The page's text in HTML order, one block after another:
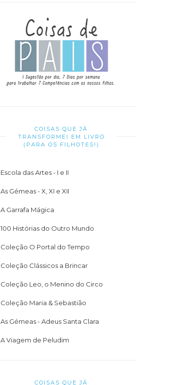
COISAS QUE JÁ
TRANSFORMEI EM LIVRO
(PARA OS FILHOTES!)
Escola das Artes - I e II
As Gémeas - X, XI e XII
A Garrafa Mágica
100 Histórias do Outro Mundo
Coleção O Portal do Tempo
Coleção Clássicos a Brincar
Coleção Leo, o Menino do Circo
Coleção Maria & Sebastião
As Gémeas - Adeus Santa Clara
A Viagem de Peludim
COISAS QUE JÁ